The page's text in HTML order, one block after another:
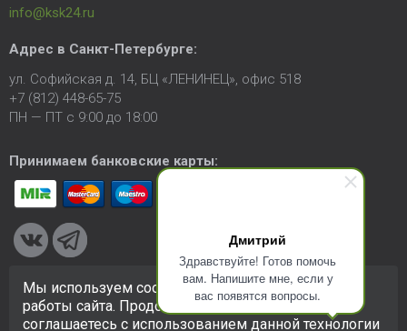
Дмитрий
Здравствуйте! Готов помочь
вам. Напишите мне, если у
вас появятся вопросы.
info@ksk24.ru
Адрес в Санкт-Петербурге:
ул. Софийская д. 14, БЦ «ЛЕНИНЕЦ», офис 518
+7 (812) 448-65-75
ПН — ПТ с 9:00 до 18:00
Принимаем банковские карты:
© 2005-2026 ООО «КСК». Сайт https://ksk24.ruсоздан
исключительно в информационных целях и любая информация
на сайте не является публичной офертой.Политика в
Мы используем cookie-файлы для улучшения
работы сайта. Продолжая использовать сайт, вы
соглашаетесь с использованием данной технологии